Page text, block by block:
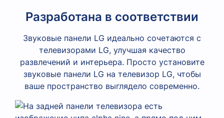
Разработана в соответствии
Звуковые панели LG идеально сочетаются с
телевизорами LG, улучшая качество
развлечений и интерьера. Просто установите
звуковые панели LG на телевизор LG, чтобы
ваше пространство выглядело современно.